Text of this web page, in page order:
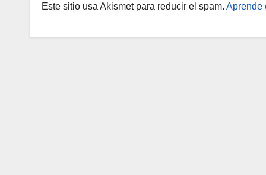
Este sitio usa Akismet para reducir el spam. Aprende